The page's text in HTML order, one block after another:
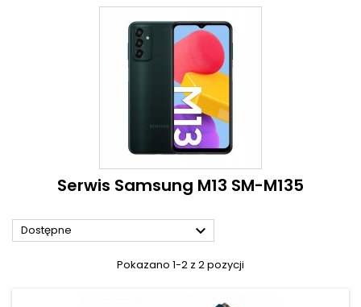
Serwis Samsung M13 SM-M135
Dostępne 
Pokazano 1-2 z 2 pozycji